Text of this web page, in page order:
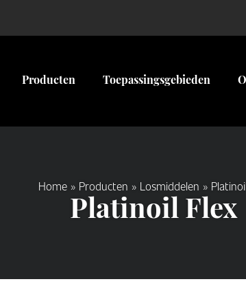
Producten Toepassingsgebieden
Home » Producten » Losmiddelen »
Platinoil Flex